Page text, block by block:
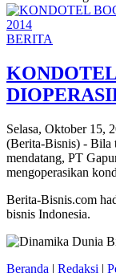
BERITA
Selasa, Oktober 15,
(Berita-Bisnis) - Bila
mendatang, PT
mengoperasikan
Berita-Bisnis.com
bisnis Indonesia.
Beranda | Redaksi |